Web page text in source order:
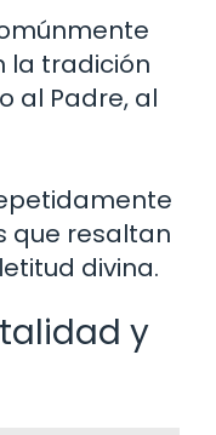
la tradición
al Padre, al
que resaltan
divina.
y